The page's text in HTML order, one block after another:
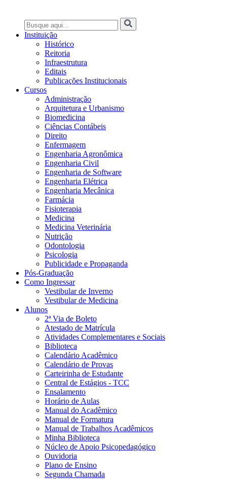
Instituição
Histórico
Reitoria
Infraestrutura
Editais
Publicações Institucionais
Cursos
Administração
Arquitetura e Urbanismo
Biomedicina
Ciências Contábeis
Direito
Enfermagem
Engenharia Agronômica
Engenharia Civil
Engenharia de Software
Engenharia Elétrica
Engenharia Mecânica
Farmácia
Fisioterapia
Medicina
Medicina Veterinária
Nutrição
Odontologia
Psicologia
Publicidade e Propaganda
Pós-Graduação
Como Ingressar
Vestibular de Inverno
Vestibular de Medicina
Alunos
2ª Via de Boleto
Atestado de Matrícula
Atividades Complementares e Sociais
Biblioteca
Calendário Acadêmico
Calendário de Provas
Carteirinha de Estudante
Central de Estágios - TCC
Ensalamento
Horário de Aulas
Manual do Acadêmico
Manual de Formatura
Manual de Trabalhos Acadêmicos
Minha Biblioteca
Núcleo de Apoio Psicopedagógico
Ouvidoria
Plano de Ensino
Segunda Chamada